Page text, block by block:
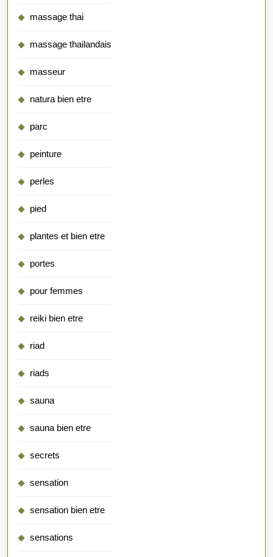
massage thai
massage thailandais
masseur
natura bien etre
parc
peinture
perles
pied
plantes et bien etre
portes
pour femmes
reiki bien etre
riad
riads
sauna
sauna bien etre
secrets
sensation
sensation bien etre
sensations